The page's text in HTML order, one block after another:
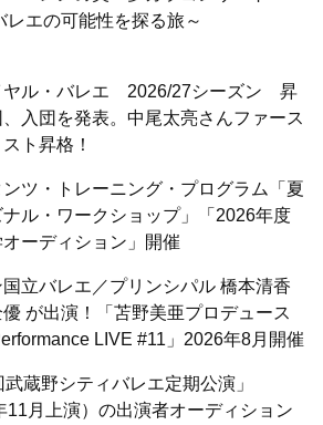
レエの可能性を探る旅～
ヤル・バレエ 2026/27シーズン 昇
入団を発表。中尾太亮さんファース
ト昇格！
ツ・トレーニング・プログラム「夏
ル・ワークショップ」「2026年度
ーディション」開催
国立バレエ／プリンシパル 橋本清香
優 が出演！「苫野美亜プロデュース
LIVE #11」2026年8月開催
武蔵野シティバレエ定期公演」
11月上演）の出演者オーディション